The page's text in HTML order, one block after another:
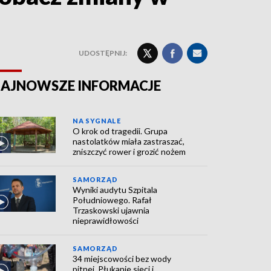
UDOSTĘPNIJ:
INFORMACJE
NA SYGNALE
O krok od tragedii. Grupa
nastolatków miała zastraszać,
zniszczyć rower i grozić nożem
SAMORZĄD
Wyniki audytu Szpitala
Południowego. Rafał
Trzaskowski ujawnia
nieprawidłowości
SAMORZĄD
34 miejscowości bez wody
pitnej. Płukanie sieci i